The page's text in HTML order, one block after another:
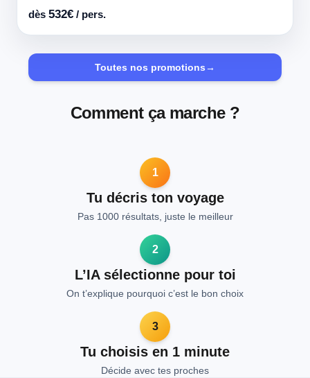
dès 532€ / pers.
Toutes nos promotions→
Comment ça marche ?
1
Tu décris ton voyage
Pas 1000 résultats, juste le meilleur
2
L’IA sélectionne pour toi
On t’explique pourquoi c’est le bon choix
3
Tu choisis en 1 minute
Décide avec tes proches